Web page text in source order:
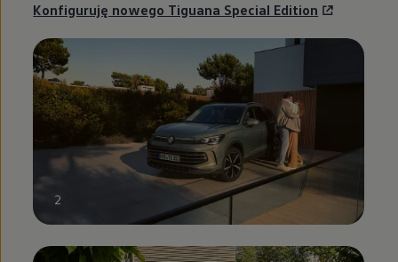
Konfiguruję nowego Tiguana Special Edition
2